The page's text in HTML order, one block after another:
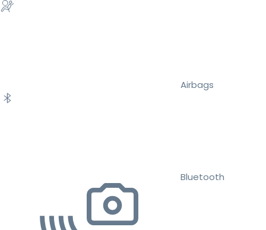
Airbags
Bluetooth